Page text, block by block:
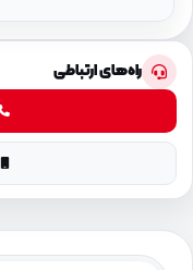
راه‌های ارتباطی